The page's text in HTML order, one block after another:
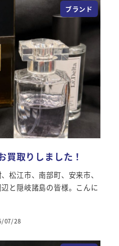
ブランド
取りしました！
松江市、南部町、安来市、
と隠岐諸島の皆様。こんに
07/28